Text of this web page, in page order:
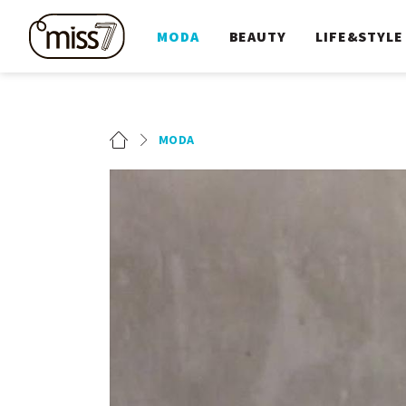
MODA BEAUTY LIFE&STYLE
MODA